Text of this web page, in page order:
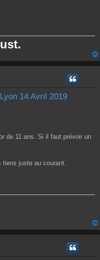
14 Avril 2019
de 11 ans. Si il faut prévoir un
juste au courant.